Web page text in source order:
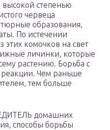
высокой степенью
червеца
образования,
По истечении
комочков на свет
личинки, которые
растению. Борьба с
Чем раньше
тем больше
домашних
способы борьбы